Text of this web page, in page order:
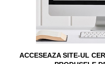
ACCESEAZA SITE-UL